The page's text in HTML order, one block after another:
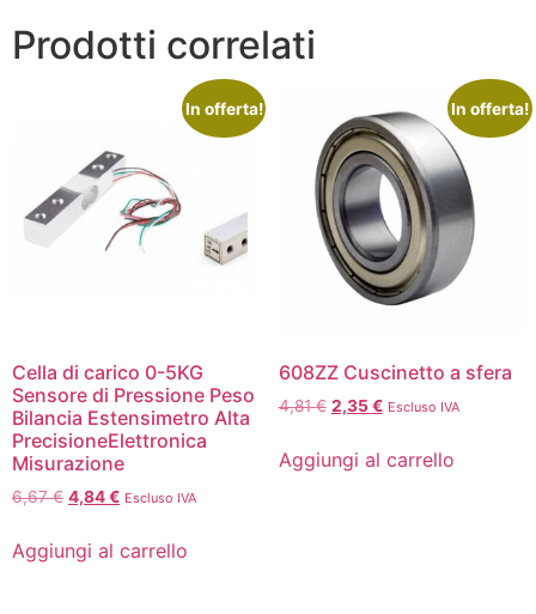
Prodotti correlati
In offerta!
Cella di carico 0-5KG
Sensore di Pressione Peso
Bilancia Estensimetro Alta
PrecisioneElettronica
Misurazione
6,67€ 4,84€ Escluso IVA
Aggiungi al carrello
In offerta!
608ZZ Cuscinetto a sfera
4,81€ 2,35€ Escluso IVA
Aggiungi al carrello